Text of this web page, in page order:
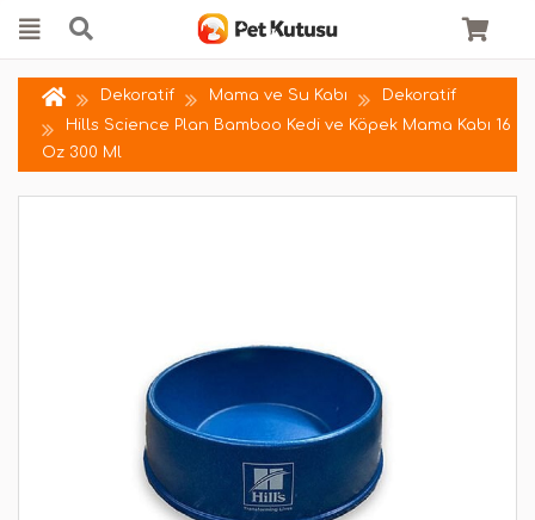
Dekoratif Mama ve Su Kabı
Dekoratif
Hills Science Plan Bamboo Kedi ve Köpek Mama Kabı 16
Oz 300 Ml